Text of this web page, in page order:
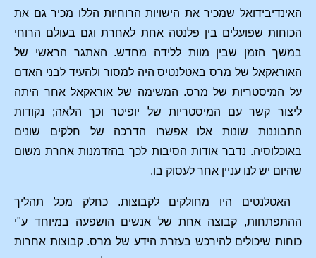
האינדיבידואל שמכיר את הישויות הרוחיות הללו מכיר גם את
הכוחות שפועלים בין פלנטה אחת לאחרת וגם בעולם הרוחי
במשך הזמן שבין מוות ללידה מחדש. האתגר הראשי של
האוראקאל של מרס באטלנטיס היה למסור ולהעיד לבני האדם
על המיסטריות של מרס. המשימה של אוראקאל אחר היתה
ליצור קשר עם המיסטריות של יופיטר וכך הלאה; נקודות
התבוננות שונות אלו אפשרו הדרכה של חלקים שונים
באוכלוסיה. נדבר אודות הסיבות לכך בהזדמנות אחרת משום
שהיום יש לנו עניין אחר לעסוק בו.
האטלנטים היו מחולקים לקבוצות. כחלק מכל תהליך
ההתפתחות, קבוצה אחת של אנשים הושפעה במיוחד ע"י
כוחות שיכולים להירכש בעזרת הידע של מרס. קבוצות אחרות